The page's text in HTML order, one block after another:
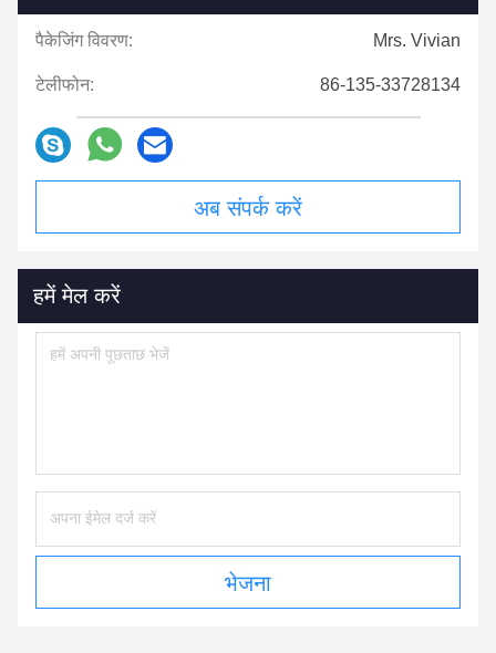
पैकेजिंग विवरण: Mrs. Vivian
टेलीफोन: 86-135-33728134
अब संपर्क करें
हमें मेल करें
भेजना